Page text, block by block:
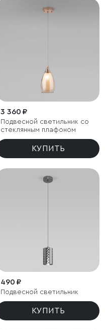
3 360 ₽
Подвесной светильник со
стеклянным плафоном
КУПИТЬ
490 ₽
Подвесной светильник
КУПИТЬ